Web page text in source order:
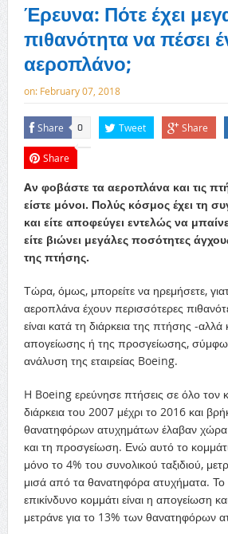
Έρευνα: Πότε έχει
πιθανότητα να πέσει
αεροπλάνο;
on: February 07, 2018
Share 0 Tweet Share
Share
Aν φοβάστε τα αεροπλάνα και τις
είστε μόνοι. Πολύς κόσμος έχει τη
και είτε αποφεύγει εντελώς να
είτε βιώνει μεγάλες ποσότητες
της πτήσης.
Τώρα, όμως, μπορείτε να ηρεμήσετε,
αεροπλάνα έχουν περισσότερες
είναι κατά τη διάρκεια της πτήσης -αλλά
απογείωσης ή της προσγείωσης,
ανάλυση της εταιρείας Boeing.
H Boeing ερεύνησε πτήσεις σε όλο τον
διάρκεια του 2007 μέχρι το 2016 και
θανατηφόρων ατυχημάτων έλαβαν χώρα
και τη προσγείωση. Ενώ αυτό το κομμάτι
μόνο το 4% του συνολικού ταξιδιού,
μισά από τα θανατηφόρα ατυχήματα. Το
επικίνδυνο κομμάτι είναι η απογείωση
μετράνε για το 13% των θανατηφόρων